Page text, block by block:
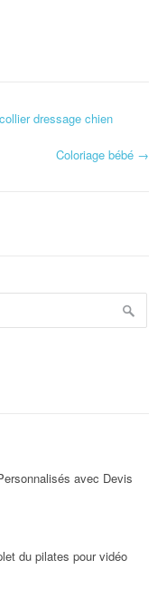
dressage chien
Coloriage bébé →
avec Devis
du pilates pour vidéo